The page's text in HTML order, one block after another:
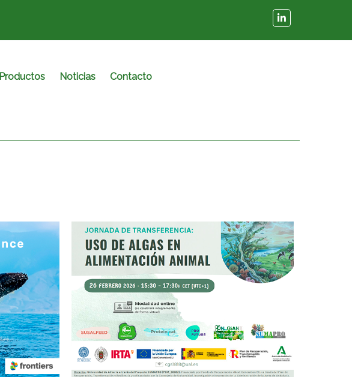
Productos Noticias Contacto